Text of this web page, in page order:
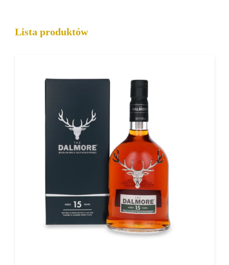
eleganckiej, pełnej smaku szkockiej whisky
Lista produktów